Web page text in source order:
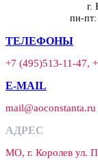
г.
пн-пт:
ТЕЛЕФОНЫ
+7 (495)513-11-47,
E-MAIL
mail@aoconstanta.ru
АДРЕС
МО, г. Королев ул.